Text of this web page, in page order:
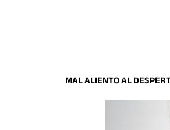
MAL ALIENTO AL